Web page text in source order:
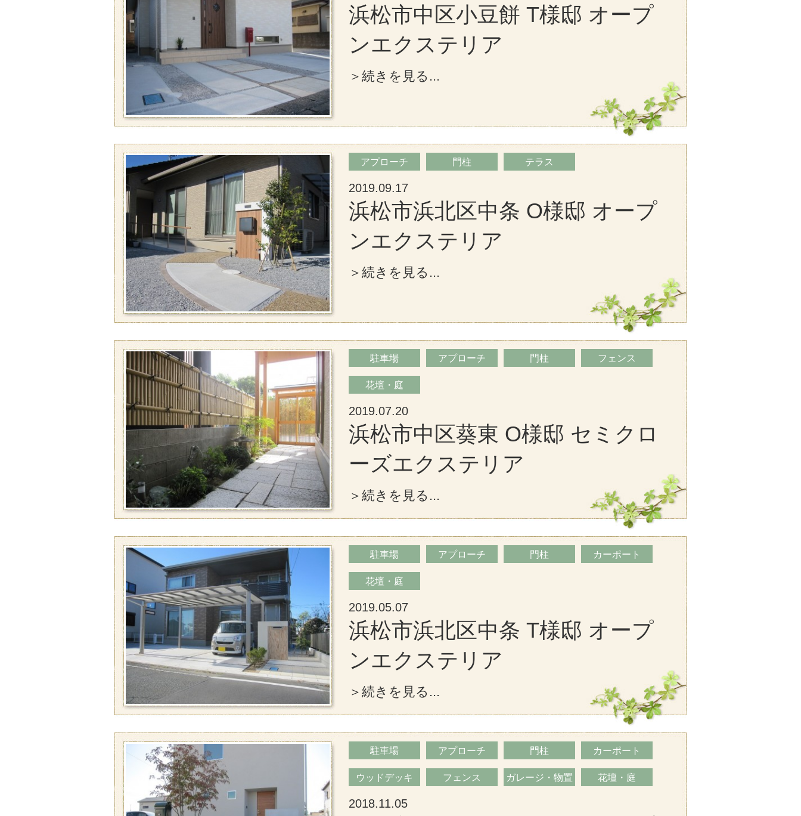
浜松市中区小豆餅 T様邸 オープ
ンエクステリア
＞続きを見る...
アプローチ 門柱 テラス
2019.09.17
浜松市浜北区中条 O様邸 オープ
ンエクステリア
＞続きを見る...
駐車場 アプローチ 門柱 フェンス
花壇・庭
2019.07.20
浜松市中区葵東 O様邸 セミクロ
ーズエクステリア
＞続きを見る...
駐車場 アプローチ 門柱 カーポート
花壇・庭
2019.05.07
浜松市浜北区中条 T様邸 オープ
ンエクステリア
＞続きを見る...
駐車場 アプローチ 門柱 カーポート
ウッドデッキ フェンス ガレージ・物置 花壇・庭
2018.11.05